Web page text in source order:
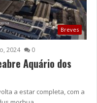
Breves
2024 0
Aquário dos
a estar completa, com a